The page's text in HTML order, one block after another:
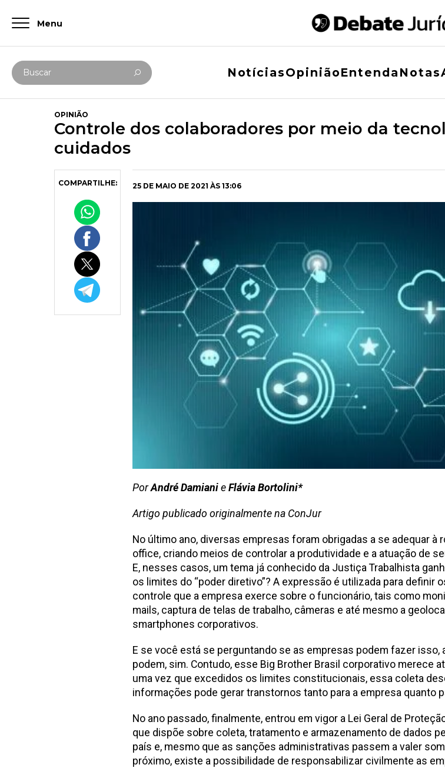
Menu
Digite abaixo sua busca
Buscar
NotíciasOpiniãoEntenda Notas
OPINIÃO
Controle dos colaboradores por meio da
cuidados
COMPARTILHE: 25 DE MAIO DE 2021 ÀS 13:06
PorAndré DamianieFlávia Bortolini*
Artigo publicado originalmente na ConJur
No último ano, diversas empresas foram obrigadas a se adequar à
office, criando meios de controlar a produtividade e a atuação de
E, nesses casos, um tema já conhecido da Justiça Trabalhista
os limites do “poder diretivo”? A expressão é utilizada para definir
controle que a empresa exerce sobre o funcionário, tais como
mails, captura de telas de trabalho, câmeras e até mesmo a
smartphones corporativos.
E se você está se perguntando se as empresas podem fazer isso,
podem, sim. Contudo, esse Big Brother Brasil corporativo merece
uma vez que excedidos os limites constitucionais, essa coleta
informações pode gerar transtornos tanto para a empresa quanto
No ano passado, finalmente, entrou em vigor a Lei Geral de
que dispõe sobre coleta, tratamento e armazenamento de dados
país e, mesmo que as sanções administrativas passem a valer
próximo, existe a possibilidade de responsabilizar civilmente as